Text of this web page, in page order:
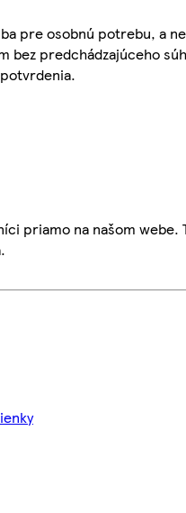
pre osobnú potrebu, a
bez predchádzajúceho
priamo na našom webe.